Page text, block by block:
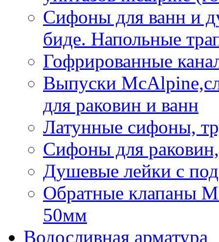
Сифоны для ванн и
биде. Напольные
Гофрированные
Выпуски
для раковин и ванн
Латунные сифоны,
Сифоны для
Душевые лейки с
Обратные клапаны
50мм
Водосливная арматура